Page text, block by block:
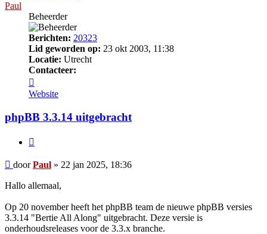
Paul
Beheerder
Berichten: 20323
Lid geworden op: 23 okt 2003, 11:38
Locatie: Utrecht
Contacteer:
Paul
Website
phpBB 3.3.14 uitgebracht
Bericht
doorPaul » 22 jan 2025, 18:36
Hallo allemaal,
Op 20 november heeft het phpBB team de nieuwe phpBB versies
3.3.14 "Bertie All Along" uitgebracht. Deze versie is
onderhoudsreleases voor de 3.3.x branche.